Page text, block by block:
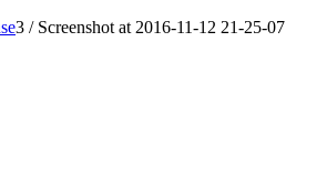
3 / Screenshot at 2016-11-12 21-25-07